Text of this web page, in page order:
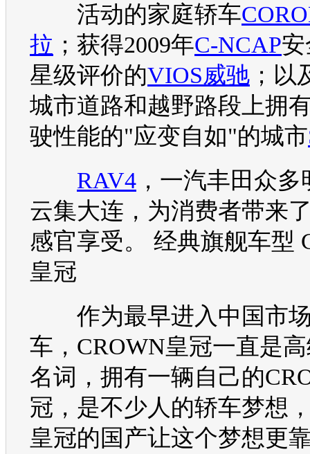
活动的家庭轿车
拉 ；获得2009年C-NCAP
星级评价的VIOS威驰 ；以
城市道路和越野路段上拥
驶性能的"应变自如"的城市
RAV4 ， 一汽丰田众多
云集大连，为消费者带来
感官享受。 经典旗舰车型
皇冠
作为最早进入中国市
车， CROWN皇冠一直是
名词，拥有一辆自己的
冠 ，是不少人的轿车梦想
皇冠的国产让这个梦想更